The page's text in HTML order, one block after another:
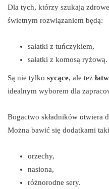
Dla tych, którzy szukają
świetnym rozwiązaniem będą:
sałatki z tuńczykiem,
sałatki z komosą ryżową.
Są nie tylko sycące, ale też
idealnym wyborem dla
Bogactwo składników otwiera
Można bawić się dodatkami
orzechy,
nasiona,
różnorodne sery.